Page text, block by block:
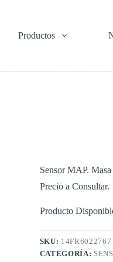
Productos
Sensor MAP.
Precio a Consultar.
Producto
SKU:
CATEGORÍA: